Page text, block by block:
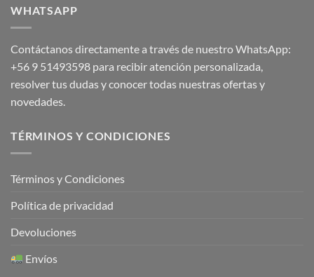
WHATSAPP
Contáctanos directamente a través de nuestro WhatsApp:
+56 9 51493598 para recibir atención personalizada,
resolver tus dudas y conocer todas nuestras ofertas y
novedades.
TÉRMINOS Y CONDICIONES
Términos y Condiciones
Política de privacidad
Devoluciones
Envíos